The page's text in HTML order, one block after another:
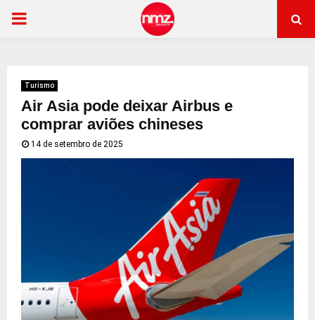
PRIMARY
Turismo
Air Asia pode deixar Airbus e
comprar aviões chineses
14 de setembro de 2025